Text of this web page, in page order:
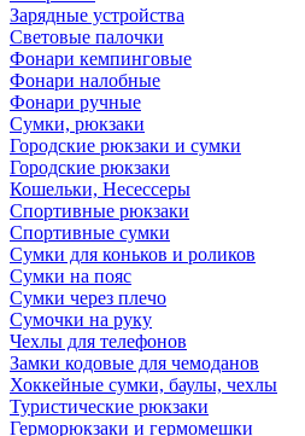
Зарядные устройства
Световые палочки
Фонари кемпинговые
Фонари налобные
Фонари ручные
Сумки, рюкзаки
Городские рюкзаки и сумки
Городские рюкзаки
Кошельки, Несессеры
Спортивные рюкзаки
Спортивные сумки
Сумки для коньков и роликов
Сумки на пояс
Сумки через плечо
Сумочки на руку
Чехлы для телефонов
Замки кодовые для чемоданов
Хоккейные сумки, баулы, чехлы
Туристические рюкзаки
Герморюкзаки и гермомешки